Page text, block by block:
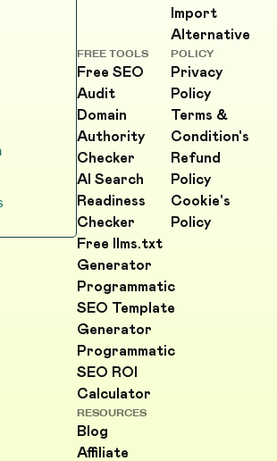
Import
Alternative
FREE TOOLS
Free SEO
Audit
Domain
Authority
Checker
AI Search
Readiness
Checker
Free llms.txt
Generator
Programmatic
SEO Template
Generator
Programmatic
SEO ROI
Calculator
POLICY
Privacy
Policy
Terms &
Condition's
Refund
Policy
Cookie's
Policy
RESOURCES
Blog
Affiliate